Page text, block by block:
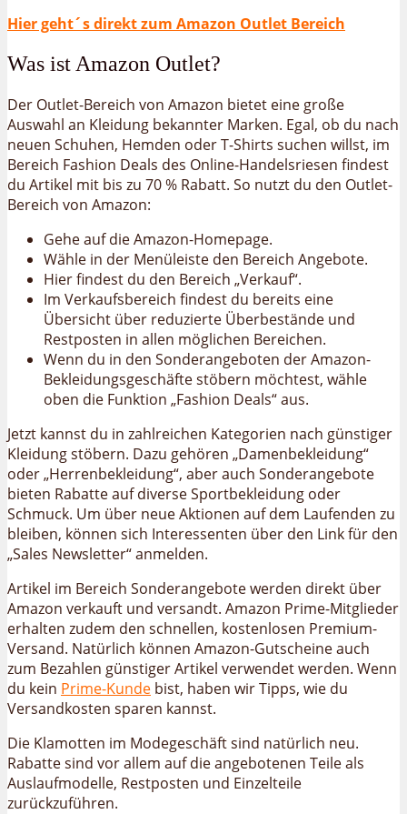
Hier geht´s direkt zum Amazon Outlet Bereich
Was ist Amazon Outlet?
Der Outlet-Bereich von Amazon bietet eine große
Auswahl an Kleidung bekannter Marken. Egal, ob du nach
neuen Schuhen, Hemden oder T-Shirts suchen willst, im
Bereich Fashion Deals des Online-Handelsriesen findest
du Artikel mit bis zu 70 % Rabatt. So nutzt du den Outlet-
Bereich von Amazon:
Gehe auf die Amazon-Homepage.
Wähle in der Menüleiste den Bereich Angebote.
Hier findest du den Bereich „Verkauf“.
Im Verkaufsbereich findest du bereits eine
Übersicht über reduzierte Überbestände und
Restposten in allen möglichen Bereichen.
Wenn du in den Sonderangeboten der Amazon-
Bekleidungsgeschäfte stöbern möchtest, wähle
oben die Funktion „Fashion Deals“ aus.
Jetzt kannst du in zahlreichen Kategorien nach günstiger
Kleidung stöbern. Dazu gehören „Damenbekleidung“
oder „Herrenbekleidung“, aber auch Sonderangebote
bieten Rabatte auf diverse Sportbekleidung oder
Schmuck. Um über neue Aktionen auf dem Laufenden zu
bleiben, können sich Interessenten über den Link für den
„Sales Newsletter“ anmelden.
Artikel im Bereich Sonderangebote werden direkt über
Amazon verkauft und versandt. Amazon Prime-Mitglieder
erhalten zudem den schnellen, kostenlosen Premium-
Versand. Natürlich können Amazon-Gutscheine auch
zum Bezahlen günstiger Artikel verwendet werden. Wenn
du kein Prime-Kunde bist, haben wir Tipps, wie du
Versandkosten sparen kannst.
Die Klamotten im Modegeschäft sind natürlich neu.
Rabatte sind vor allem auf die angebotenen Teile als
Auslaufmodelle, Restposten und Einzelteile
zurückzuführen.